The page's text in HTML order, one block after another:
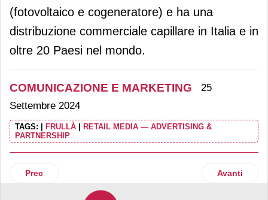
(fotovoltaico e cogeneratore) e ha una
distribuzione commerciale capillare in Italia e in
oltre 20 Paesi nel mondo.
COMUNICAZIONE E MARKETING
25
Settembre 2024
TAGS: | FRULLÀ | RETAIL MEDIA — ADVERTISING &
PARTNERSHIP
Articolo precedente: Amazon: donati oltre 10 mln di euro
Prec Articolo
Avanti